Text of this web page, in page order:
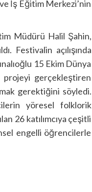
İş Eğitim Merkezi’nin
Müdürü Halil Şahin,
Festivalin açılışında
15 Ekim Dünya
projeyi gerçekleştiren
gerektiğini söyledi.
yöresel folklorik
26 katılımcıya çeşitli
engelli öğrencilerle